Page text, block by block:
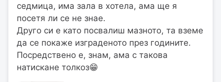
седмица, има зала в хотела, ама ще я
посетя ли се не знае.
Друго си е като посвалиш мазното, та вземе
да се покаже изграденото през годините.
Посредствено е, знам, ама с такова
натискане толкоз😁